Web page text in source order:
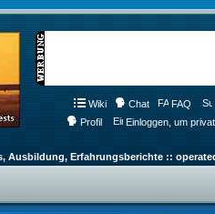
Wiki Chat FAQ
Profil
Einloggen, um
Ausbildung, Erfahrungsberichte ::